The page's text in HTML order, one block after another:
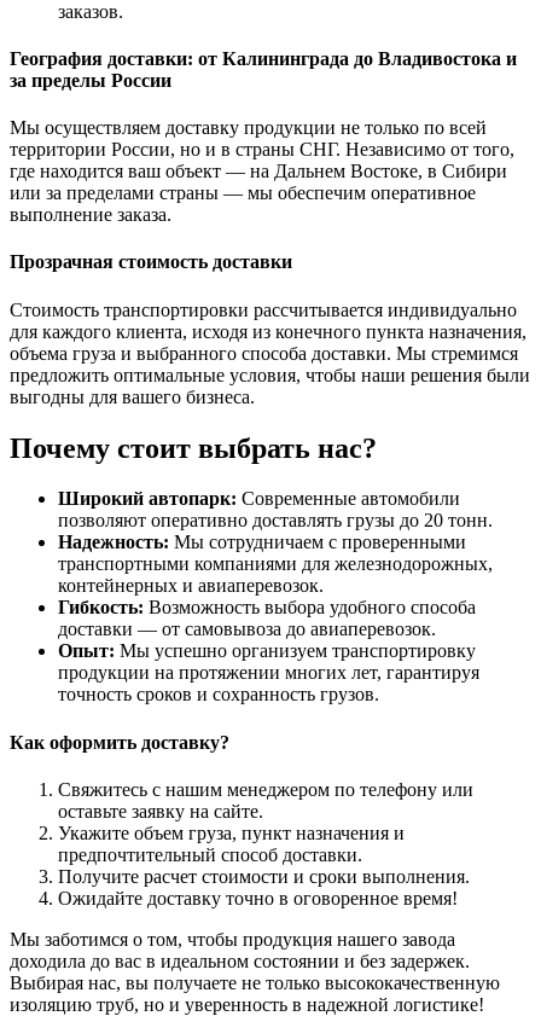
заказов.
География доставки: от Калининграда до Владивостока и
за пределы России
Мы осуществляем доставку продукции не только по всей
территории России, но и в страны СНГ. Независимо от того,
где находится ваш объект — на Дальнем Востоке, в Сибири
или за пределами страны — мы обеспечим оперативное
выполнение заказа.
Прозрачная стоимость доставки
Стоимость транспортировки рассчитывается индивидуально
для каждого клиента, исходя из конечного пункта назначения,
объема груза и выбранного способа доставки. Мы стремимся
предложить оптимальные условия, чтобы наши решения были
выгодны для вашего бизнеса.
Почему стоит выбрать нас?
Широкий автопарк: Современные автомобили
позволяют оперативно доставлять грузы до 20 тонн.
Надежность: Мы сотрудничаем с проверенными
транспортными компаниями для железнодорожных,
контейнерных и авиаперевозок.
Гибкость: Возможность выбора удобного способа
доставки — от самовывоза до авиаперевозок.
Опыт: Мы успешно организуем транспортировку
продукции на протяжении многих лет, гарантируя
точность сроков и сохранность грузов.
Как оформить доставку?
Свяжитесь с нашим менеджером по телефону или
оставьте заявку на сайте.
Укажите объем груза, пункт назначения и
предпочтительный способ доставки.
Получите расчет стоимости и сроки выполнения.
Ожидайте доставку точно в оговоренное время!
Мы заботимся о том, чтобы продукция нашего завода
доходила до вас в идеальном состоянии и без задержек.
Выбирая нас, вы получаете не только высококачественную
изоляцию труб, но и уверенность в надежной логистике!